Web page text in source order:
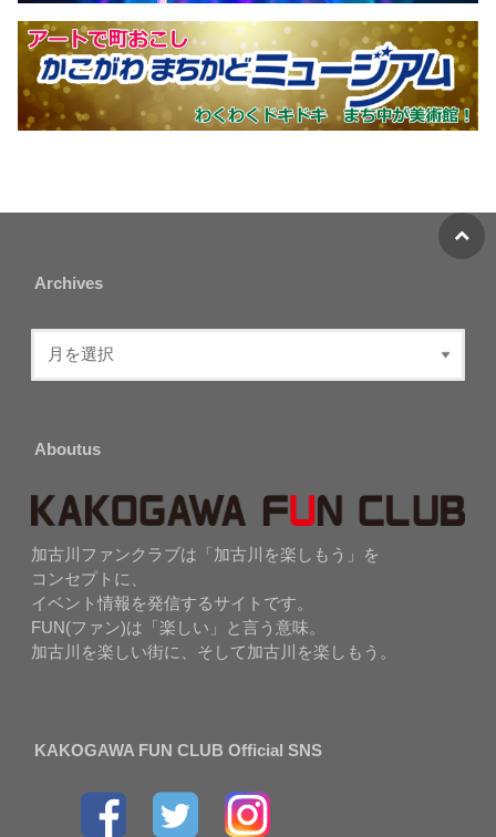
Archives
Aboutus
加古川ファンクラブは「加古川を楽しもう」を
コンセプトに、
イベント情報を発信するサイトです。
FUN(ファン)は「楽しい」と言う意味。
加古川を楽しい街に、そして加古川を楽しもう。
KAKOGAWA FUN CLUB Official SNS